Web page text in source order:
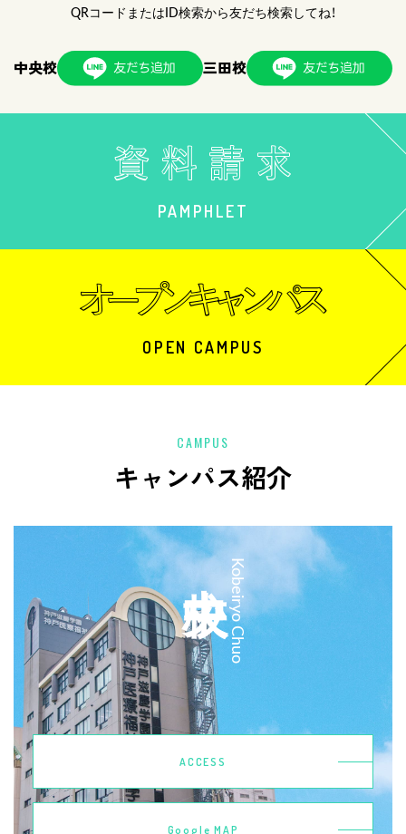
QRコードまたはID検索から友だち検索してね！
中央校 三田校
PAMPHLET
OPEN CAMPUS
CAMPUS
キャンパス紹介
Kobeiryo Chuo
ACCESS
Google MAP